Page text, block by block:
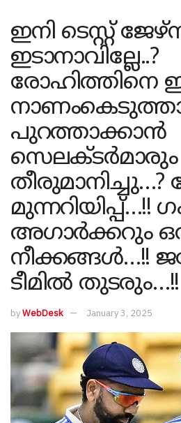
ഇനി ടെസ്റ്റ്
ഇടാനാവില്ലേ..?
രോഹിത്തിനെ
പുറത്താക്കാൻ
സെലക്ടർമാരും
തീരുമാനിച്ചു…?
മുന്നറിയിപ്പ്…!!
അഗാർക്കറും
നീക്കങ്ങൾ…!!
ടീമിൽ തുടരും…!!
byWebDesk January 3, 2025